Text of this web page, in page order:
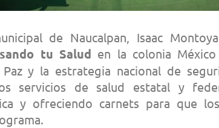
de Naucalpan, Isaac
tu Salud en la colonia
y la estrategia nacional de
servicios de salud estatal y
y ofreciendo carnets para que